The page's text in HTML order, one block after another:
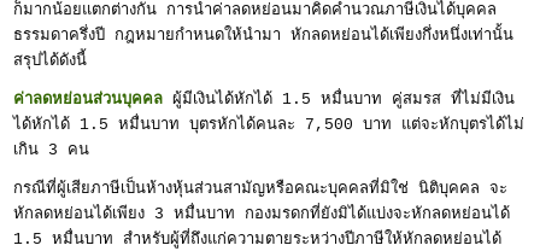
ก็มากน้อยแตกต่างกัน การนำค่าลดหย่อนมาคิดคำนวณภาษีเงินได้บุคคล
ธรรมดาครึ่งปี กฎหมายกำหนดให้นำมา หักลดหย่อนได้เพียงกึ่งหนึ่งเท่านั้น
สรุปได้ดังนี้
ค่าลดหย่อนส่วนบุคคล ผู้มีเงินได้หักได้ 1.5 หมื่นบาท คู่สมรส ที่ไม่มีเงิน
ได้หักได้ 1.5 หมื่นบาท บุตรหักได้คนละ 7,500 บาท แต่จะหักบุตรได้ไม่
เกิน 3 คน
กรณีที่ผู้เสียภาษีเป็นห้างหุ้นส่วนสามัญหรือคณะบุคคลที่มิใช่ นิติบุคคล จะ
หักลดหย่อนได้เพียง 3 หมื่นบาท กองมรดกที่ยังมิได้แบ่งจะหักลดหย่อนได้
1.5 หมื่นบาท สำหรับผู้ที่ถึงแก่ความตายระหว่างปีภาษีให้หักลดหย่อนได้